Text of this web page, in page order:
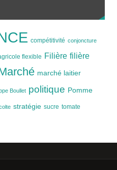
compétitivité conjoncture
flexible Filière filière
marché laitier
Boullet politique Pomme
stratégie sucre tomate